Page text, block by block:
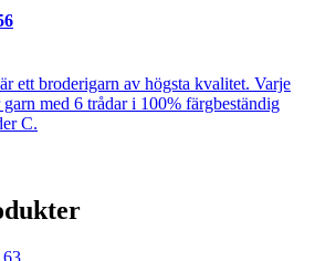
ett broderigarn av högsta kvalitet. Varje
med 6 trådar i 100% färgbeständig
C.